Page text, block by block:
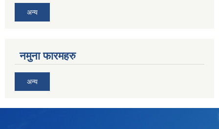
अन्य
नमुना फारमहरु
अन्य